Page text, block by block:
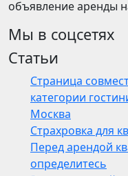
объявление аренды
Мы в соцсетях
Статьи
Страница
категории
Москва
Страхровка для
Перед арендой
определитесь